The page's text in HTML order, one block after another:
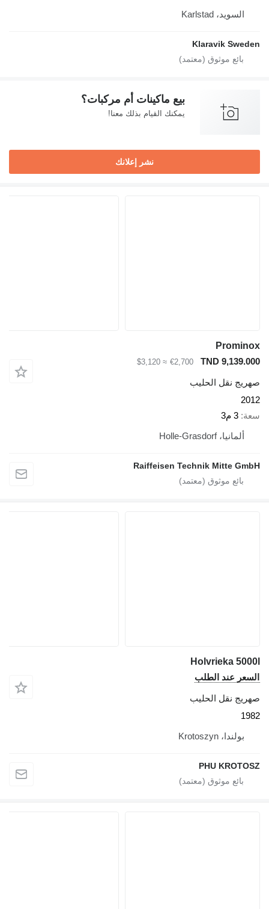
السويد، Karlstad
Klaravik Sweden
بيع ماكينات أم مركبات؟
يمكنك القيام بذلك معنا!
نشر إعلانك
Prominox
TND 9,139.000
€2,700
≈ $3,120
صهريج نقل الحليب
2012
سعة 3 م3
ألمانيا، Holle-Grasdorf
Raiffeisen Technik Mitte GmbH
Holvrieka 5000l
السعر عند الطلب
صهريج نقل الحليب
1982
بولندا، Krotoszyn
PHU KROTOSZ